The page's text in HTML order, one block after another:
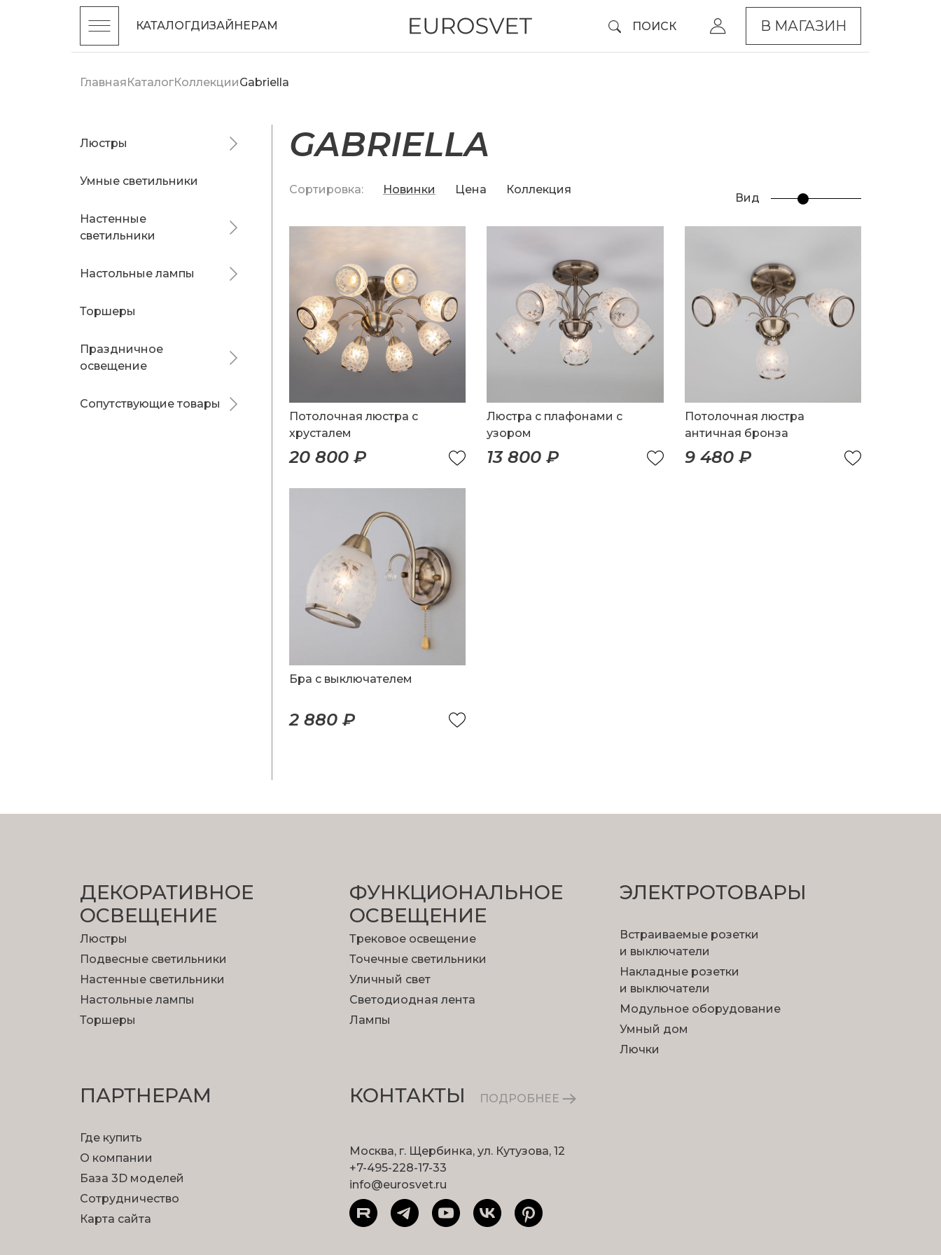
КАТАЛОГДИЗАЙНЕРАМ ПОИСК В МАГАЗИН
ГлавнаяКаталогКоллекцииGabriella
Люстры
Умные светильники
Настенные
светильники
Настольные лампы
Торшеры
Праздничное
освещение
Сопутствующие товары
GABRIELLA
Сортировка: Новинки Цена Коллекция
Вид
Потолочная люстра с
хрусталем
20 800 ₽
Люстра с плафонами с
узором
13 800 ₽
Потолочная люстра
античная бронза
9 480 ₽
Бра с выключателем
2 880 ₽
ДЕКОРАТИВНОЕ
ОСВЕЩЕНИЕ
Люстры
Подвесные светильники
Настенные светильники
Настольные лампы
Торшеры
ФУНКЦИОНА­ЛЬНОЕ
ОСВЕЩЕНИЕ
Трековое освещение
Точечные светильники
Уличный свет
Светодиодная лента
Лампы
ЭЛЕКТРОТОВАРЫ
Встраиваемые розетки
и выключатели
Накладные розетки
и выключатели
Модульное оборудование
Умный дом
Лючки
ПАРТНЕРАМ
Где купить
О компании
База 3D моделей
Сотрудничество
Карта сайта
КОНТАКТЫ ПОДРОБНЕЕ
Москва, г. Щербинка, ул. Кутузова, 12
+7-495-228-17-33
info@eurosvet.ru